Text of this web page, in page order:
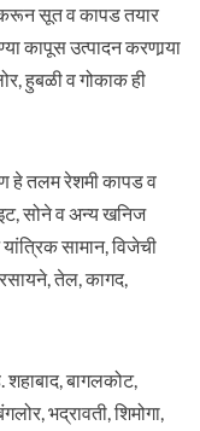
करून सूत व कापड तयार
कापूस उत्पादन करणार्‍या
हुबळी व गोकाक ही
हे तलम रेशमी कापड व
सोने व अन्य खनिज
सामान, विजेची
तेल, कागद,
शहाबाद, बागलकोट,
भद्रावती, शिमोगा,